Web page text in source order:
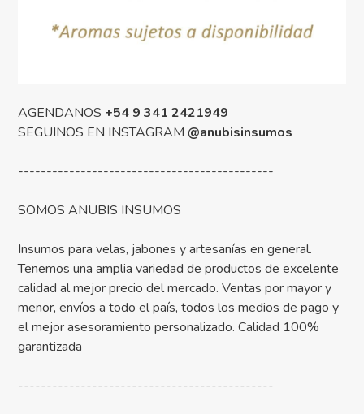
AGENDANOS +54 9 341 2421949
SEGUINOS EN INSTAGRAM@anubisinsumos
---------------------------------------------
SOMOS ANUBIS INSUMOS
Insumos para velas, jabones y artesanías en general.
Tenemos una amplia variedad de productos de excelente
calidad al mejor precio del mercado. Ventas por mayor y
menor, envíos a todo el país, todos los medios de pago y
el mejor asesoramiento personalizado. Calidad 100%
garantizada
---------------------------------------------